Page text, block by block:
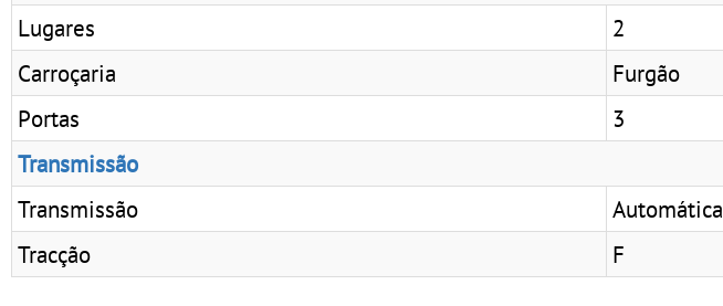
Lugares
2
Carroçaria
Furgão
Portas
3
Transmissão
Transmissão
Automática
Tracção
F